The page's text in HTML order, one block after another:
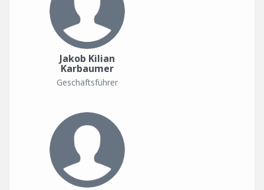
Jakob Kilian
Karbaumer
Geschäftsführer